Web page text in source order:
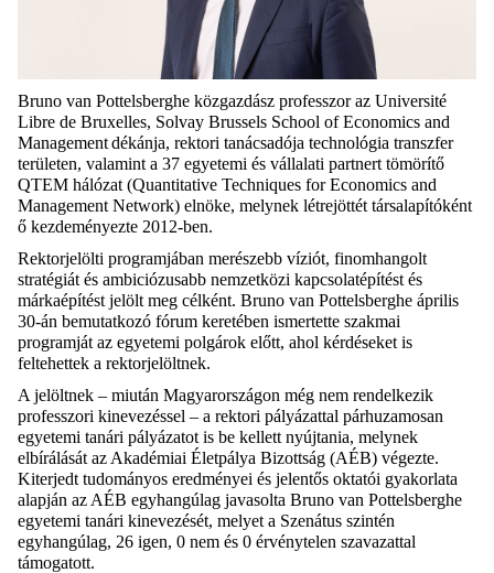
Bruno van Pottelsberghe közgazdász professzor az Université
Libre de Bruxelles, Solvay Brussels School of Economics and
Management dékánja, rektori tanácsadója technológia transzfer
területen, valamint a 37 egyetemi és vállalati partnert tömörítő
QTEM hálózat (Quantitative Techniques for Economics and
Management Network) elnöke, melynek létrejöttét társalapítóként
ő kezdeményezte 2012-ben.
Rektorjelölti programjában merészebb víziót, finomhangolt
stratégiát és ambiciózusabb nemzetközi kapcsolatépítést és
márkaépítést jelölt meg célként. Bruno van Pottelsberghe április
30-án bemutatkozó fórum keretében ismertette szakmai
programját az egyetemi polgárok előtt, ahol kérdéseket is
feltehettek a rektorjelöltnek.
A jelöltnek – miután Magyarországon még nem rendelkezik
professzori kinevezéssel – a rektori pályázattal párhuzamosan
egyetemi tanári pályázatot is be kellett nyújtania, melynek
elbírálását az Akadémiai Életpálya Bizottság (AÉB) végezte.
Kiterjedt tudományos eredményei és jelentős oktatói gyakorlata
alapján az AÉB egyhangúlag javasolta Bruno van Pottelsberghe
egyetemi tanári kinevezését, melyet a Szenátus szintén
egyhangúlag, 26 igen, 0 nem és 0 érvénytelen szavazattal
támogatott.